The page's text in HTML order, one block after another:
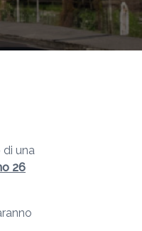
di una
26